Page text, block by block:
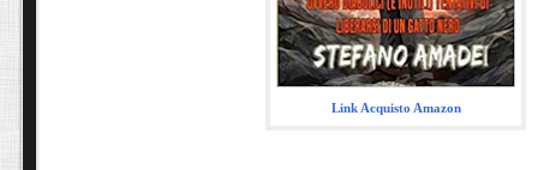
Link Acquisto Amazon